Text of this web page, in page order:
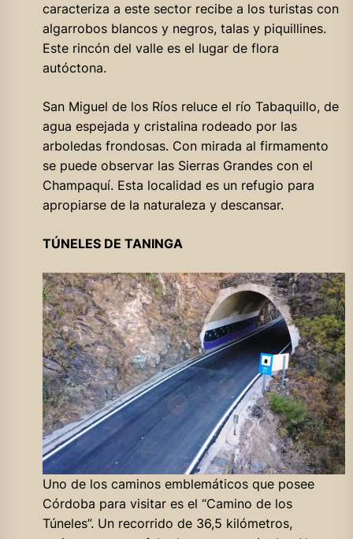
caracteriza a este sector recibe a los turistas con
algarrobos blancos y negros, talas y piquillines.
Este rincón del valle es el lugar de flora
autóctona.
San Miguel de los Ríos reluce el río Tabaquillo, de
agua espejada y cristalina rodeado por las
arboledas frondosas. Con mirada al firmamento
se puede observar las Sierras Grandes con el
Champaquí. Esta localidad es un refugio para
apropiarse de la naturaleza y descansar.
TÚNELES DE TANINGA
Uno de los caminos emblemáticos que posee
Córdoba para visitar es el “Camino de los
Túneles”. Un recorrido de 36,5 kilómetros,